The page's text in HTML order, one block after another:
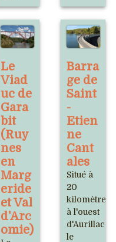
Le
Viad
uc de
Gara
bit
(Ruy
nes
en
Marg
eride
et Val
d'Arc
omie)
Barra
ge de
Saint
-
Etien
ne
Cant
ales
Situé à
20
kilomètres
à l'ouest
d'Aurillac,
le